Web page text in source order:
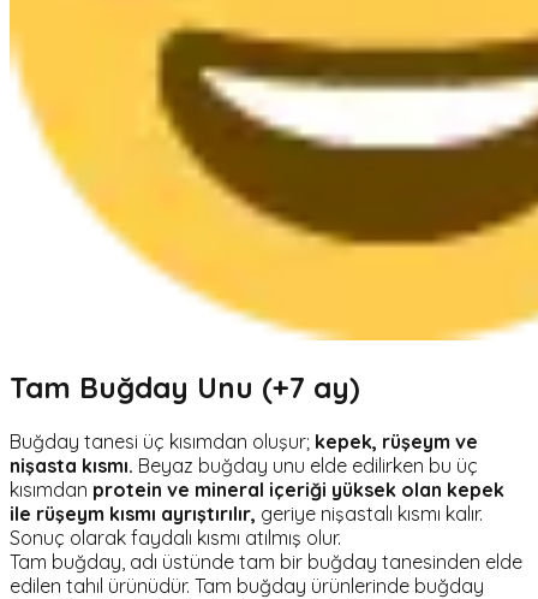
Tam Buğday Unu (+7 ay)
Buğday tanesi üç kısımdan oluşur; kepek, rüşeym ve
nişasta kısmı. Beyaz buğday unu elde edilirken bu üç
kısımdan protein ve mineral içeriği yüksek olan kepek
ile rüşeym kısmı ayrıştırılır, geriye nişastalı kısmı kalır.
Sonuç olarak faydalı kısmı atılmış olur.
Tam buğday, adı üstünde tam bir buğday tanesinden elde
edilen tahıl ürünüdür. Tam buğday ürünlerinde buğday